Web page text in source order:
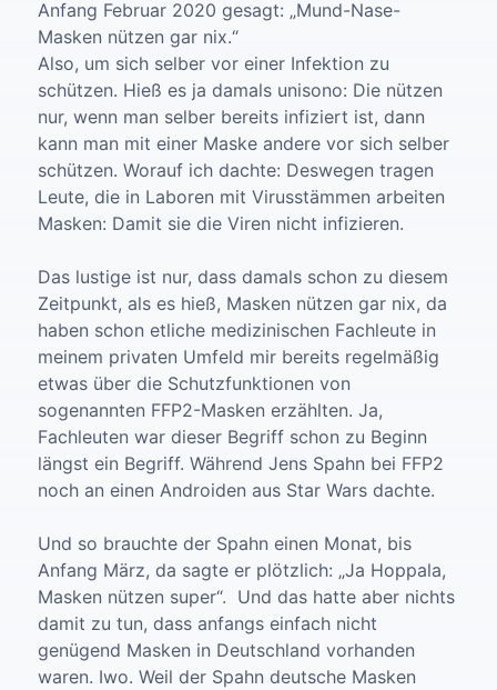
Anfang Februar 2020 gesagt: „Mund-Nase-
Masken nützen gar nix.“
Also, um sich selber vor einer Infektion zu
schützen. Hieß es ja damals unisono: Die nützen
nur, wenn man selber bereits infiziert ist, dann
kann man mit einer Maske andere vor sich selber
schützen. Worauf ich dachte: Deswegen tragen
Leute, die in Laboren mit Virusstämmen arbeiten
Masken: Damit sie die Viren nicht infizieren.
Das lustige ist nur, dass damals schon zu diesem
Zeitpunkt, als es hieß, Masken nützen gar nix, da
haben schon etliche medizinischen Fachleute in
meinem privaten Umfeld mir bereits regelmäßig
etwas über die Schutzfunktionen von
sogenannten FFP2-Masken erzählten. Ja,
Fachleuten war dieser Begriff schon zu Beginn
längst ein Begriff. Während Jens Spahn bei FFP2
noch an einen Androiden aus Star Wars dachte.
Und so brauchte der Spahn einen Monat, bis
Anfang März, da sagte er plötzlich: „Ja Hoppala,
Masken nützen super“. Und das hatte aber nichts
damit zu tun, dass anfangs einfach nicht
genügend Masken in Deutschland vorhanden
waren. Iwo. Weil der Spahn deutsche Masken